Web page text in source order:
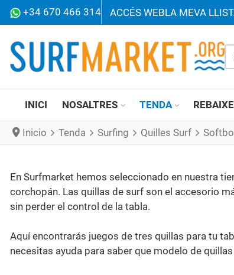
+34 670 466 314 ACCÉS WEBLA MEVA
INICI NOSALTRES TENDA
Inicio Tenda Surfing Quilles Surf
En Surfmarket hemos seleccionado en nuestra
corchopán. Las quillas de surf son el accesorio
sin perder el control de la tabla.
Aquí encontrarás juegos de tres quillas para tu
necesitas ayuda para saber que modelo de